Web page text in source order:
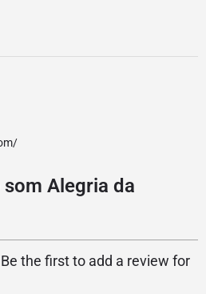
Alegria da
the first to add a review for